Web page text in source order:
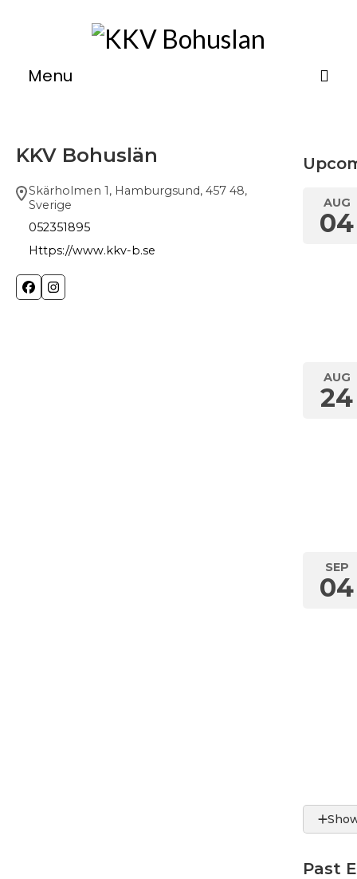
Menu
Verkstäder
Utställningar
Kurser
Övernattning
Medlemsinfo
KKV Bohuslän
Skärholmen 1, Hamburgsund, 457 48,
Sverige
052351895
Https://www.kkv-b.se
AUG
04
AUG
24
SEP
04
Past